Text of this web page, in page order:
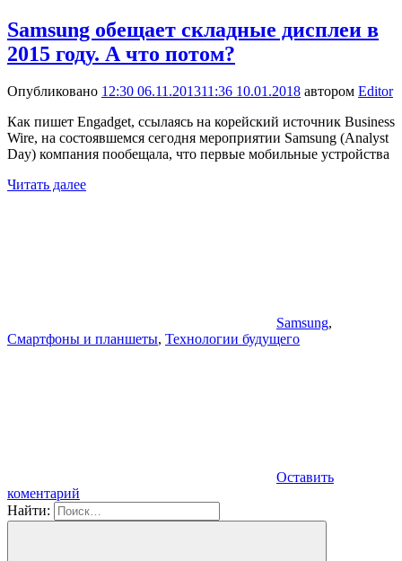
Samsung обещает складные дисплеи в
2015 году. А что потом?
Опубликовано 12:30 06.11.201311:36 10.01.2018 автором Editor
Как пишет Engadget, ссылаясь на корейский источник Business
Wire, на состоявшемся сегодня мероприятии Samsung (Analyst
Day) компания пообещала, что первые мобильные устройства
Читать далее
Samsung,
Смартфоны и планшеты, Технологии будущего
Оставить
коментарий
Найти: